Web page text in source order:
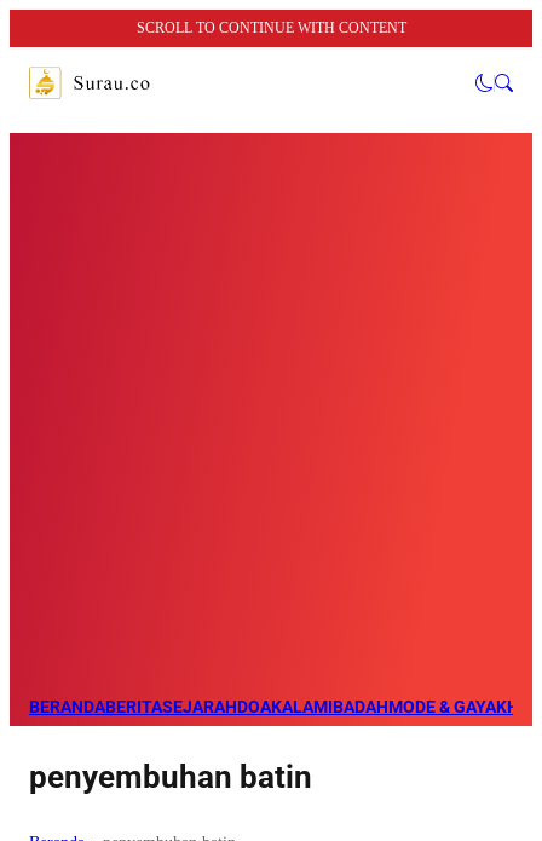
SCROLL TO CONTINUE WITH CONTENT
BERANDABERITASEJARAHDOAKALAMIBADAHMODE & GAYA
penyembuhan batin